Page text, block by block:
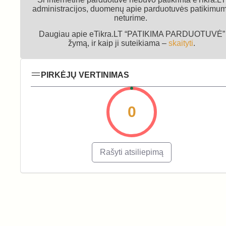
administracijos, duomenų apie parduotuvės
neturime.
Daugiau apie eTikra.LT “PATIKIMA PARDUOTUVĖ”
žymą, ir kaip ji suteikiama – skaityti.
PIRKĖJŲ VERTINIMAS
0
Rašyti atsiliepimą